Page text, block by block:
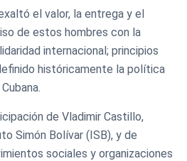
el valor, la entrega y el
de estos hombres con la
internacional; principios
históricamente la política
de Vladimir Castillo,
Simón Bolívar (ISB), y de
sociales y organizaciones